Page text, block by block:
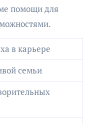
помощи для
в карьере
семьи